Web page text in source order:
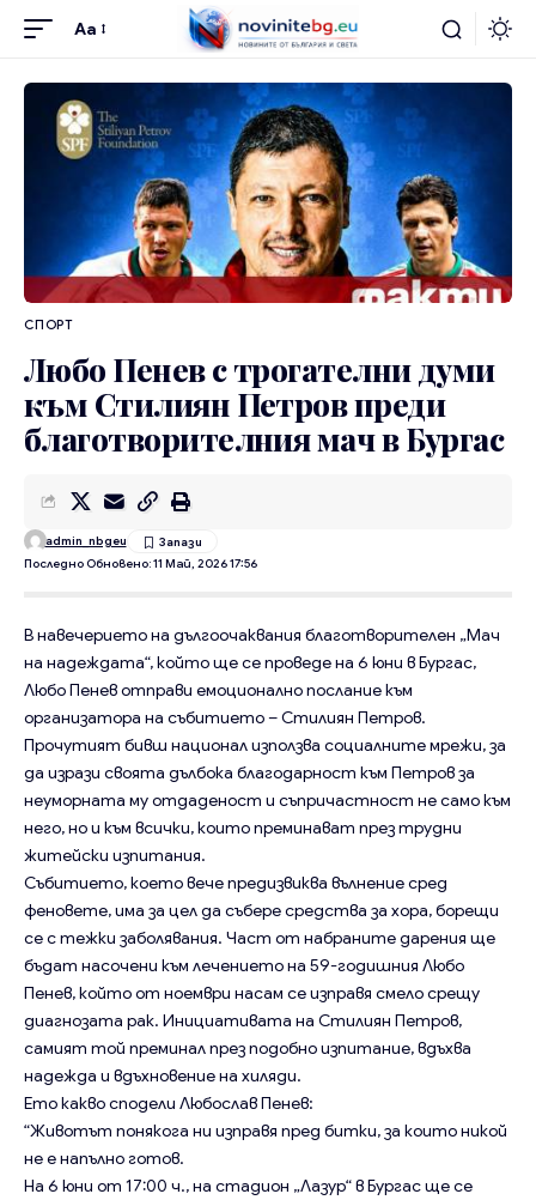
Aa
СПОРТ
Любо Пенев с трогателни думи
към Стилиян Петров преди
благотворителния мач в Бургас
Последно Обновено: 11 Май, 2026 17:56
admin_nbgeu
В навечерието на дългоочаквания благотворителен „Мач
на надеждата“, който ще се проведе на 6 юни в Бургас,
Любо Пенев отправи емоционално послание към
организатора на събитието – Стилиян Петров.
Прочутият бивш национал използва социалните мрежи, за
да изрази своята дълбока благодарност към Петров за
неуморната му отдаденост и съпричастност не само към
него, но и към всички, които преминават през трудни
житейски изпитания.
Събитието, което вече предизвиква вълнение сред
феновете, има за цел да събере средства за хора, борещи
се с тежки заболявания. Част от набраните дарения ще
бъдат насочени към лечението на 59-годишния Любо
Пенев, който от ноември насам се изправя смело срещу
диагнозата рак. Инициативата на Стилиян Петров,
самият той преминал през подобно изпитание, вдъхва
надежда и вдъхновение на хиляди.
Ето какво сподели Любослав Пенев:
“Животът понякога ни изправя пред битки, за които никой
не е напълно готов.
На 6 юни от 17:00 ч., на стадион „Лазур“ в Бургас ще се